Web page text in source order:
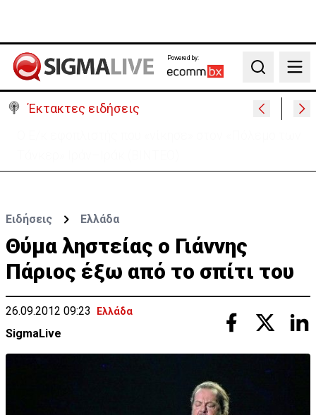
Powered by:
Search
Έκτακτες ειδήσεις
Ειδήσεις Ελλάδα
Θύμα ληστείας ο Γιάννης
Πάριος έξω από το σπίτι του
26.09.2012 09:23 Ελλάδα
SigmaLive